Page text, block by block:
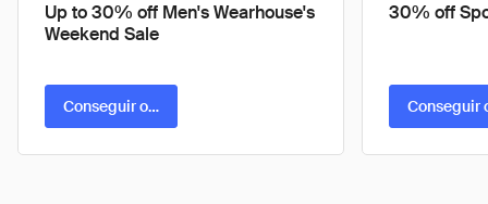
Up to 30% off Men's Wearhouse's
Weekend Sale
Conseguir oferta
30% off
Conseguir